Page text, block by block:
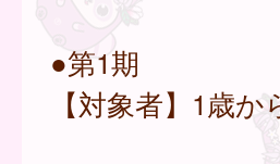
●第1期
【対象者】1歳